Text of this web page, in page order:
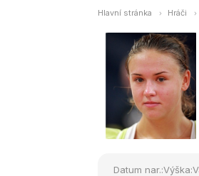
Hlavní stránka Hráči
Datum nar.:Výška: